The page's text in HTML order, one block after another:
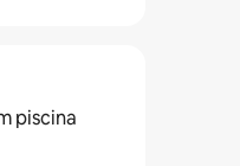
piscina